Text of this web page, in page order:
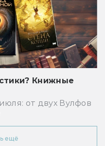
Книжные
от двух Вулфов
ещё